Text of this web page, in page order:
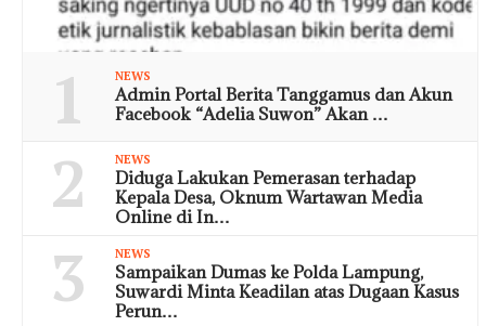
1 NEWS
Admin Portal Berita Tanggamus dan Akun
Facebook “Adelia Suwon” Akan …
2 NEWS
Diduga Lakukan Pemerasan terhadap
Kepala Desa, Oknum Wartawan Media
Online di In…
3 NEWS
Sampaikan Dumas ke Polda Lampung,
Suwardi Minta Keadilan atas Dugaan Kasus
Perun…